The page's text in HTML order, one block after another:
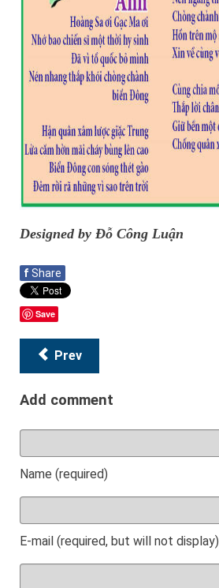
Designed by Đỗ Công Luận
f Share
Save
Prev
Add comment
Name (required)
E-mail (required, but will not display)